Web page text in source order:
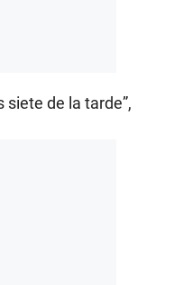
siete de la tarde”,